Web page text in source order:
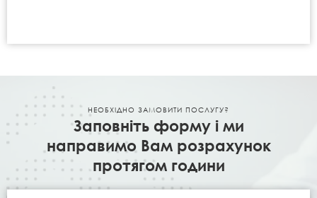
НЕОБХІДНО ЗАМОВИТИ ПОСЛУГУ?
Заповніть форму і ми
направимо Вам розрахунок
протягом години